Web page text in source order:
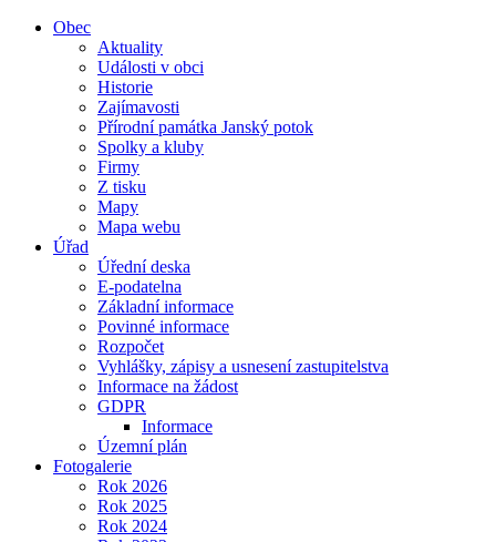
Obec
Aktuality
Události v obci
Historie
Zajímavosti
Přírodní památka Janský potok
Spolky a kluby
Firmy
Z tisku
Mapy
Mapa webu
Úřad
Úřední deska
E-podatelna
Základní informace
Povinné informace
Rozpočet
Vyhlášky, zápisy a usnesení zastupitelstva
Informace na žádost
GDPR
Informace
Územní plán
Fotogalerie
Rok 2026
Rok 2025
Rok 2024